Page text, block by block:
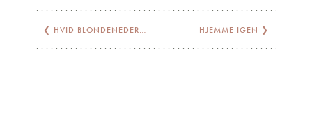
❮ HVID BLONDENEDERDEL OG STRANDHÅR HJEMME IGEN ❯